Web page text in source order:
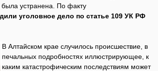
устранена. По факту
уголовное дело по статье 109 УК РФ
В Алтайском крае случилось происшествие, в
печальных подробностях иллюстрирующее, к
каким катастрофическим последствиям может